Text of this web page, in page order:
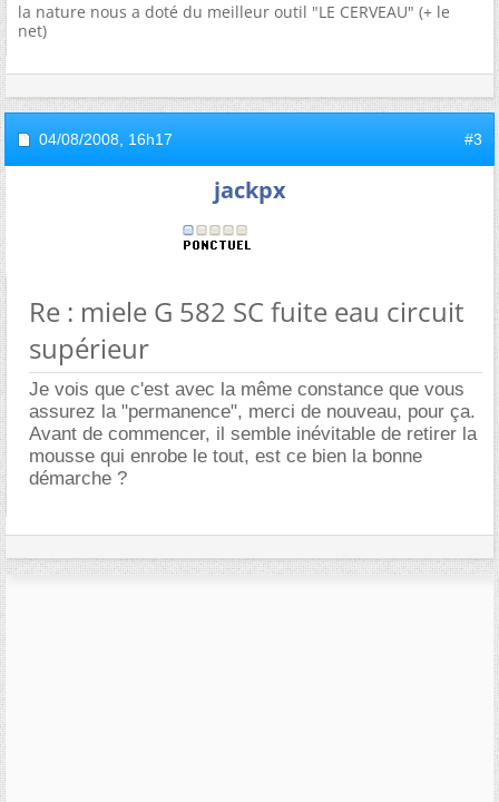
la nature nous a doté du meilleur outil "LE CERVEAU" (+ le
net)
04/08/2008, 16h17 #3
jackpx
Re : miele G 582 SC fuite eau circuit
supérieur
Je vois que c'est avec la même constance que vous
assurez la "permanence", merci de nouveau, pour ça.
Avant de commencer, il semble inévitable de retirer la
mousse qui enrobe le tout, est ce bien la bonne
démarche ?